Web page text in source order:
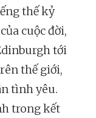
thế kỷ
cuộc đời,
tới
thế giới,
tình yêu.
trong kết